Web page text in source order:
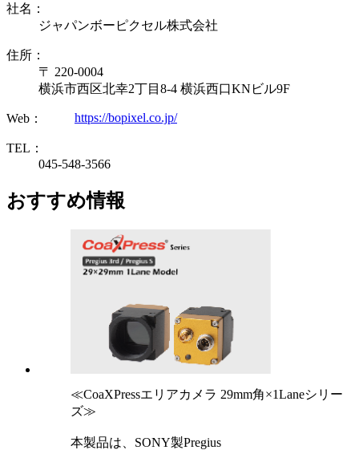
社名：
ジャパンボーピクセル株式会社
住所：
〒 220-0004
横浜市西区北幸2丁目8-4 横浜西口KNビル9F
Web： https://bopixel.co.jp/
TEL：
045-548-3566
おすすめ情報
≪CoaXPressエリアカメラ 29mm角×1Laneシリー
ズ≫
本製品は、SONY製Pregius